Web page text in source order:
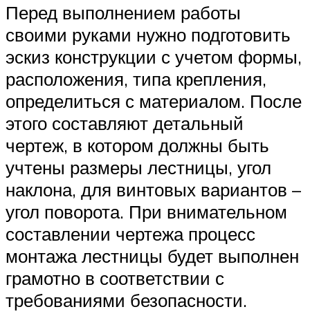
Перед выполнением работы
своими руками нужно подготовить
эскиз конструкции с учетом формы,
расположения, типа крепления,
определиться с материалом. После
этого составляют детальный
чертеж, в котором должны быть
учтены размеры лестницы, угол
наклона, для винтовых вариантов –
угол поворота. При внимательном
составлении чертежа процесс
монтажа лестницы будет выполнен
грамотно в соответствии с
требованиями безопасности.